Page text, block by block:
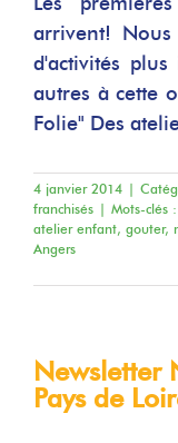
arrivent! Nous
d'activités
autres à cette
Folie" Des
4 janvier 2014 |
franchisés | Mots-clés :
atelier enfant, gouter,
Angers
Newsletter
Pays de